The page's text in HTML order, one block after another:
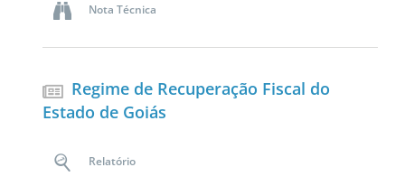
Nota Técnica
Regime de Recuperação Fiscal do
Estado de Goiás
Relatório